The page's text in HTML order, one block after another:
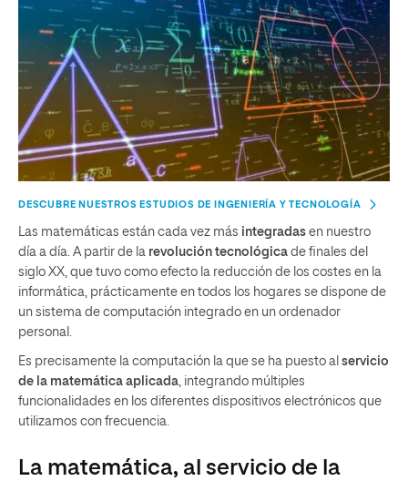
DESCUBRE NUESTROS ESTUDIOS DE INGENIERÍA Y TECNOLOGÍA
Las matemáticas están cada vez más integradas en nuestro
día a día. A partir de la revolución tecnológica de finales del
siglo XX, que tuvo como efecto la reducción de los costes en la
informática, prácticamente en todos los hogares se dispone de
un sistema de computación integrado en un ordenador
personal.
Es precisamente la computación la que se ha puesto al servicio
de la matemática aplicada, integrando múltiples
funcionalidades en los diferentes dispositivos electrónicos que
utilizamos con frecuencia.
La matemática, al servicio de la